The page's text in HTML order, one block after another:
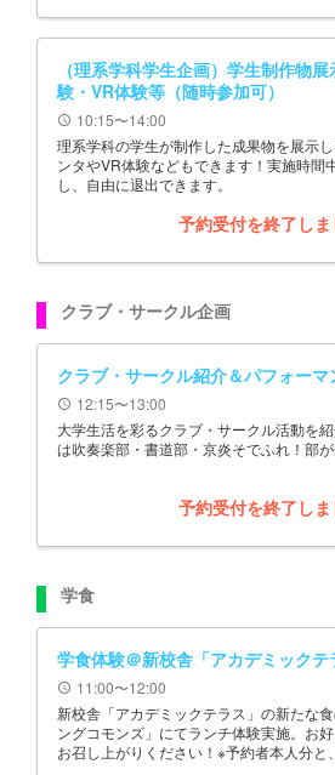
（理系学科学生企画）学生制作物
験・VR体験等（随時参加可）
schedule 10:15〜14:00
理系学科の学生が制作した成果物を展示
ンタやVR体験などもできます！実施時間
し、自由に退出できます。
予約受付を終了しま
クラブ・サークル企画
クラブ・サークル紹介＆パフォーマ
schedule 12:15〜13:00
大学生活を彩るクラブ・サークル活動を
は吹奏楽部・書道部・京炎そでふれ！部が
予約受付を終了しま
学食
学食体験＠新校舎「アカデミック
schedule 11:00〜12:00
新校舎「アカデミックテラス」の新たな
ングコモンズ」にてランチ体験実施。お
お召し上がりください！※予約者本人分と